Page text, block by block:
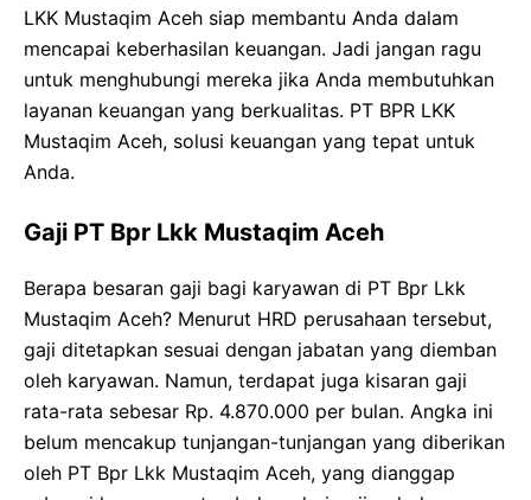
LKK Mustaqim Aceh siap membantu Anda dalam
mencapai keberhasilan keuangan. Jadi jangan ragu
untuk menghubungi mereka jika Anda membutuhkan
layanan keuangan yang berkualitas. PT BPR LKK
Mustaqim Aceh, solusi keuangan yang tepat untuk
Anda.
Gaji PT Bpr Lkk Mustaqim Aceh
Berapa besaran gaji bagi karyawan di PT Bpr Lkk
Mustaqim Aceh? Menurut HRD perusahaan tersebut,
gaji ditetapkan sesuai dengan jabatan yang diemban
oleh karyawan. Namun, terdapat juga kisaran gaji
rata-rata sebesar Rp. 4.870.000 per bulan. Angka ini
belum mencakup tunjangan-tunjangan yang diberikan
oleh PT Bpr Lkk Mustaqim Aceh, yang dianggap